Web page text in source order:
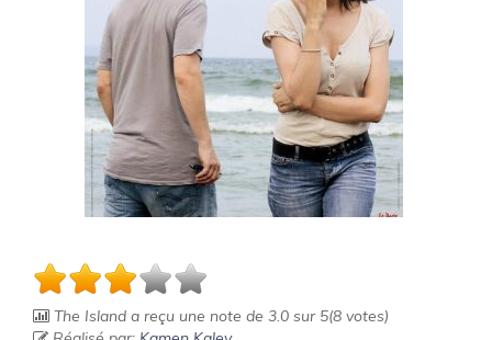
The Island a reçu une note de 3.0 sur 5(8 votes)